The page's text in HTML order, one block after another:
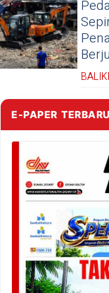
E-PAPER TERBARU